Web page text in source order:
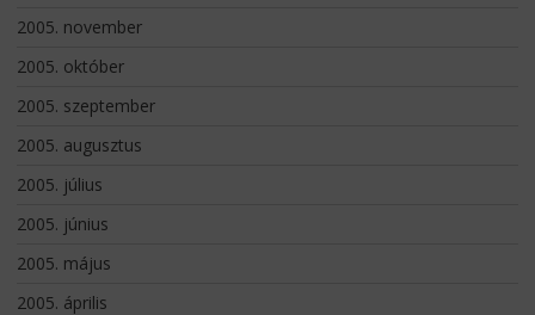
2005. november
2005. október
2005. szeptember
2005. augusztus
2005. július
2005. június
2005. május
2005. április